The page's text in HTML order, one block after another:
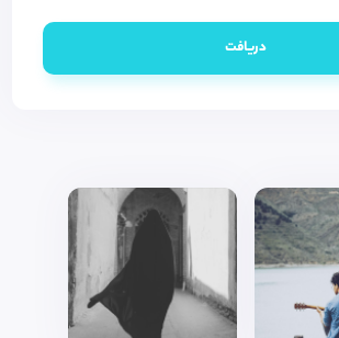
دریافت